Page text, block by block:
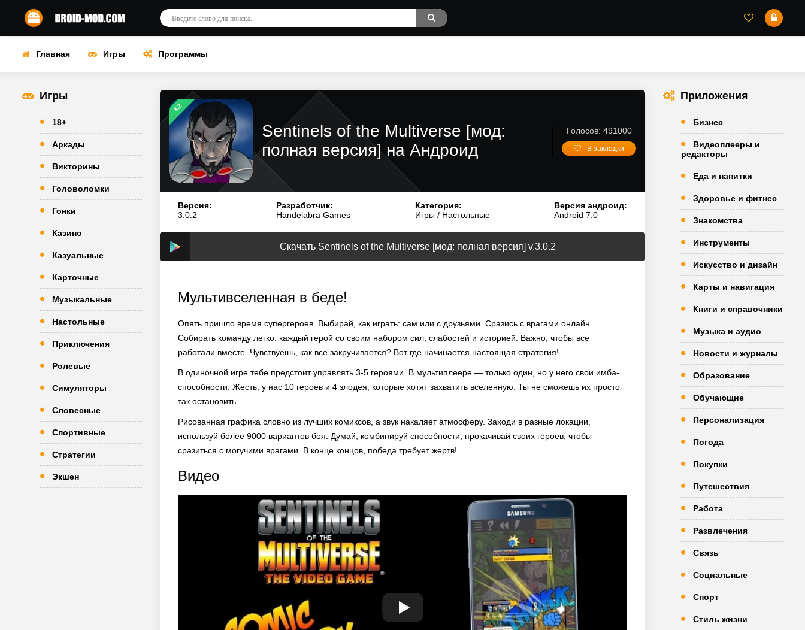
Главная Игры Программы
Игры
18+
Аркады
Викторины
Головоломки
Гонки
Казино
Казуальные
Карточные
Музыкальные
Настольные
Приключения
Ролевые
Симуляторы
Словесные
Спортивные
Стратегии
Экшен
3.2
Sentinels of the Multiverse [мод:
полная версия] на Андроид
Голосов: 491000
В закладки
Версия:
3.0.2
Разработчик:
Handelabra Games
Категория:
Игры/ Настольные
Версия андроид:
Android 7.0
Скачать Sentinels of the Multiverse [мод: полная версия] v.3.0.2
Мультивселенная в беде!
Опять пришло время супергероев. Выбирай, как играть: сам или с друзьями. Сразись с врагами онлайн.
Собирать команду легко: каждый герой со своим набором сил, слабостей и историей. Важно, чтобы все
работали вместе. Чувствуешь, как все закручивается? Вот где начинается настоящая стратегия!
В одиночной игре тебе предстоит управлять 3-5 героями. В мультиплеере — только один, но у него свои имба-
способности. Жесть, у нас 10 героев и 4 злодея, которые хотят захватить вселенную. Ты не сможешь их просто
так остановить.
Рисованная графика словно из лучших комиксов, а звук накаляет атмосферу. Заходи в разные локации,
используй более 9000 вариантов боя. Думай, комбинируй способности, прокачивай своих героев, чтобы
сразиться с могучими врагами. В конце концов, победа требует жертв!
Видео
Приложения
Бизнес
Видеоплееры и
редакторы
Еда и напитки
Здоровье и фитнес
Знакомства
Инструменты
Искусство и дизайн
Карты и навигация
Книги и справочники
Музыка и аудио
Новости и журналы
Образование
Обучающие
Персонализация
Погода
Покупки
Путешествия
Работа
Развлечения
Связь
Социальные
Спорт
Стиль жизни